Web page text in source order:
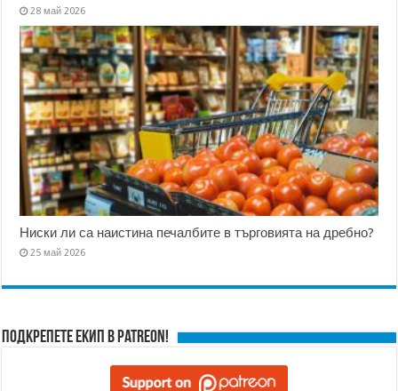
28 май 2026
Ниски ли са наистина печалбите в търговията на дребно?
25 май 2026
Подкрепете ЕКИП в Patreon!